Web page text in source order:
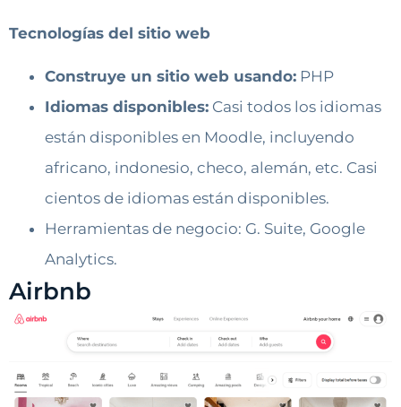
Tecnologías del sitio web
Construye un sitio web usando: PHP
Idiomas disponibles: Casi todos los idiomas
están disponibles en Moodle, incluyendo
africano, indonesio, checo, alemán, etc. Casi
cientos de idiomas están disponibles.
Herramientas de negocio: G. Suite, Google
Analytics.
Airbnb